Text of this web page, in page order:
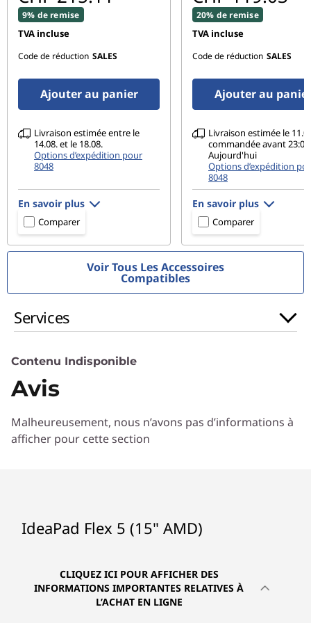
WiFi 6 (802.11ax 2 x 2)
Bluetooth®
Ports et emplacements
2 ports USB-A 3.1 Gen 1
1 port USB-C 3.1 Gen 1
1 port HDMI 1.4b
Lecteur de carte 4-en-1
Connecteur mixte écouteurs/micro
Logiciels préinstallés
McAfee LiveSafe™
Microsoft Office
Lenovo Utility
Lenovo Vantage
Débit d'absorption spécifique (DAS)
Les caractéristiques et spécifications ci-contre ne reflètent pas forcément
les versions disponibles à la vente dans ce pays !
9% de remise
TVA incluse
Code de réduction SALES
Ajouter au panier
Livraison estimée entre le
14.08. et le 18.08.
Options d’expédition pour
8048
En savoir plus
Comparer
20% de remise
TVA incluse
Code de réduction SALES
Ajouter au
Livraison estimée le
commandée avant 23:00
Aujourd'hui
Options d’expédition
8048
En savoir plus
Comparer
Voir Tous Les Accessoires
Compatibles
Services
Contenu Indisponible
Avis
Malheureusement, nous n’avons pas d’informations à
afficher pour cette section
IdeaPad Flex 5 (15" AMD)
CLIQUEZ ICI POUR AFFICHER DES
INFORMATIONS IMPORTANTES RELATIVES À
L’ACHAT EN LIGNE